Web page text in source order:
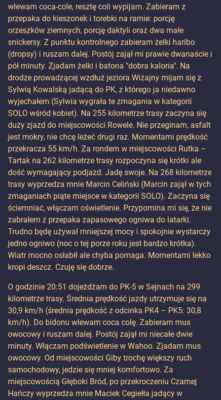
wlewam coca-cole, resztę coli wypijam. Zabieram z
przepaka do kieszonek i torebki na ramie: porcję
orzeszków ziemnych, porcję daktyli oraz dwa małe
snickersy. Z punktu kontrolnego zabieram żelki haribo
(dropsy) i ruszam dalej. Postój zajął mi prawie dwanaście i
pół minuty. Zjadam żelki i batona "dobra kaloria". Na
drodze prowadzącej wzdłuż jeziora Wiżajny mijam się z
Sylwią Kowalską jadącą do PK, z którego ja niedawno
wyjechałem (Sylwia wygrała te zmagania w kategorii
SOLO wśród kobiet). Na 255 kilometrze trasy zaczyna się
duży zjazd do miejscowości Rowele. Nie przeginam, asfalt
jest mokry, nie chcę leżeć drugi raz. Momentami prędkość
przekracza 55 km/h. Za rondem w miejscowości Rutka –
Tartak na 262 kilometrze trasy rozpoczyna się krótki ale
dość wymagający podjazd. Jadę swoje. Na 268 kilometrze
trasy wyprzedza mnie Marcin Celiński (Marcin zajął w tych
zmaganiach piąte miejsce w kategorii SOLO). Zaczyna się
ściemniać, włączam oświetlenie. Przypomina mi się, że nie
zabrałem z przepaka zapasowego ogniwa do latarki.
Trudno będę używał mniejszej mocy i spokojnie wystarczy
jedno ogniwo (noc o tej porze roku jest bardzo krótka).
Wiatr mocno osłabłł ale chyba pomaga. Momentami lekko
kropi deszcz. Czuję się dobrze.
O godzinie 20:51 dojeżdżam do PK-5 w Sejnach na 299
kilometrze trasy. Średnia prędkość jazdy utrzymuje się na
30,9 km/h (średnia prędkość z odcinka PK4 – PK5: 30,8
km/h). Do bidonu wlewam coca colę. Zabieram mus
owocowy i ruszam dalej. Postój zajął mi niecałe dwie
minuty. Włączam podświetlenie w Wahoo. Zjadam mus
owocowy. Od miejscowości Giby trochę większy ruch
samochodowy, jedzie się mniej komfortowo. Za
miejscowością Głęboki Bród, po przekroczeniu Czarnej
Hańczy wyprzedza mnie Maciek Cegiełła jadący w